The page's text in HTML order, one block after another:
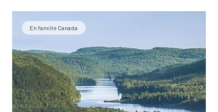
En famille Canada